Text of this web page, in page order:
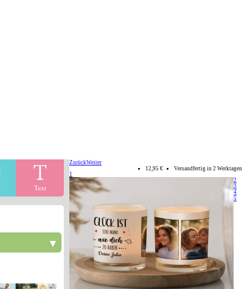
12,95 € Versandfertig in 2 Werktagen
Text
▼
ZurückWeiter
1
2
3
4
5